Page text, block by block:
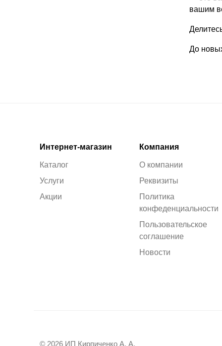
вашим
До
Интернет-магазин
Каталог
Услуги
Акции
Компания
О компании
Реквизиты
Политика
конфеденциальности
Пользовательское
соглашение
Новости
© 2026 ИП Кирпиченко А. А.